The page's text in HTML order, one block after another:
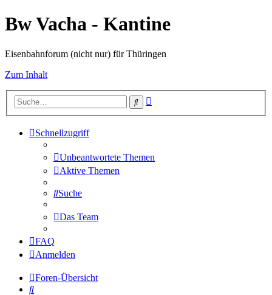
Bw Vacha - Kantine
Eisenbahnforum (nicht nur) für Thüringen
Zum Inhalt
Suche
Schnellzugriff
Unbeantwortete Themen
Aktive Themen
Suche
Das Team
FAQ
Anmelden
Foren-Übersicht
Suche